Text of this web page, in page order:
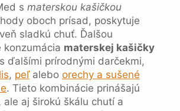
s materskou kašičkou
oboch prísad, poskytuje
sladkú chuť. Ďalšou
konzumácia materskej kašičky
ďalšími prírodnými darčekmi,
, peľalebo orechy a sušené
. Tieto kombinácie prinášajú
ale aj širokú škálu chutí a